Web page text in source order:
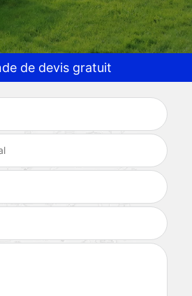
de devis gratuit